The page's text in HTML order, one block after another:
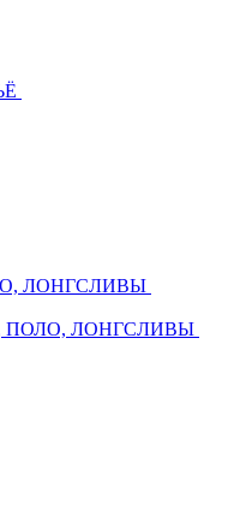
ЛОНГСЛИВЫ
ПОЛО, ЛОНГСЛИВЫ